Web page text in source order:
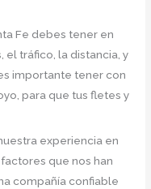
Fe debes tener en
tráfico, la distancia, y
importante tener con
para que tus fletes y
experiencia en
que nos han
compañía confiable